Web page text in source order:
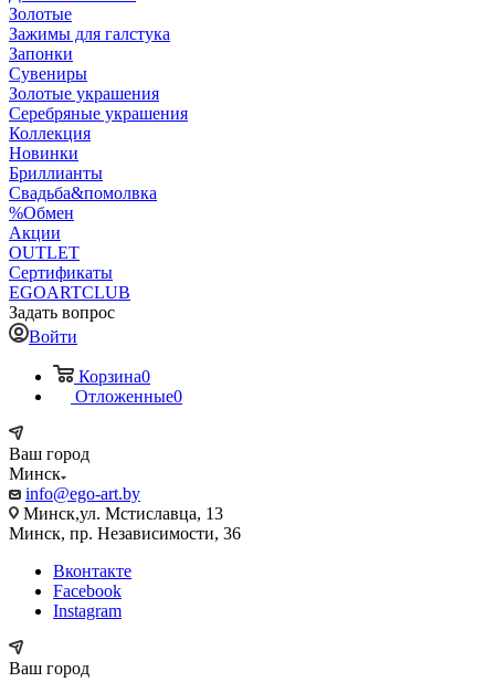
Золотые
Зажимы для галстука
Запонки
Сувениры
Золотые украшения
Серебряные украшения
Коллекция
Новинки
Бриллианты
Свадьба&помолвка
%Обмен
Акции
OUTLET
Сертификаты
EGOARTCLUB
Задать вопрос
Войти
Корзина0
Отложенные0
Ваш город
Минск
info@ego-art.by
Минск,ул. Мстиславца, 13
Минск, пр. Независимости, 36
Вконтакте
Facebook
Instagram
Ваш город